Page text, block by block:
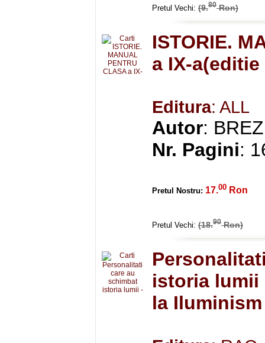
Pretul Vechi: (9.80Ron)
ISTORIE.
a IX-
Editura: ALL
Autor:
Nr. Pagini:
Pretul Nostru: 17.00 Ron
Pretul Vechi: (18.90Ron)
istoria lumii
la